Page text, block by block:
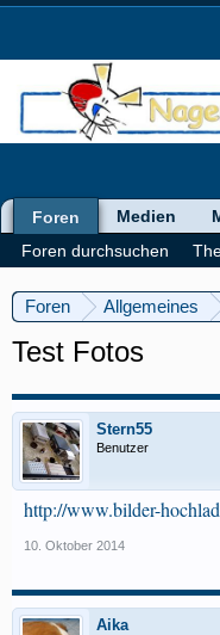
Foren Allgemeines
Test Fotos
Stern55
Benutzer
http://www.bilder-
10. Oktober 2014
Aika
Foren
Foren durchsuchen
Medien